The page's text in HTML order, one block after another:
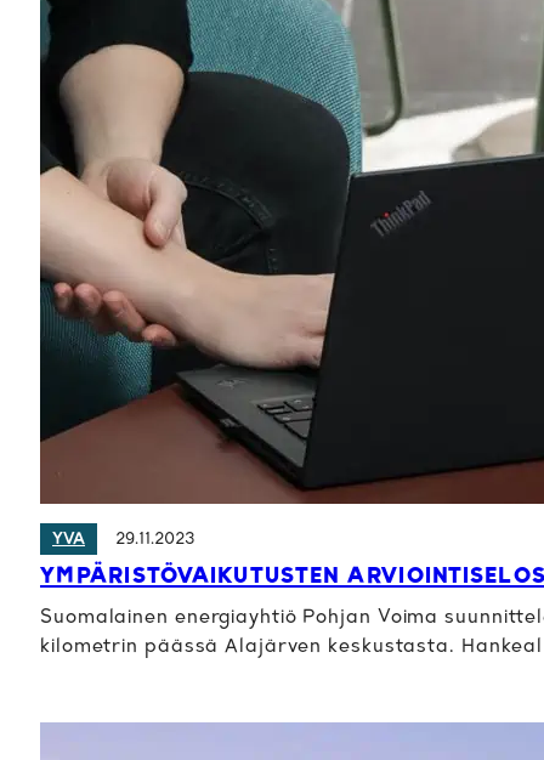
YVA 29.11.2023
YMPÄRISTÖVAIKUTUSTEN
Suomalainen energiayhtiö Pohjan Voima
kilometrin päässä Alajärven keskustasta.